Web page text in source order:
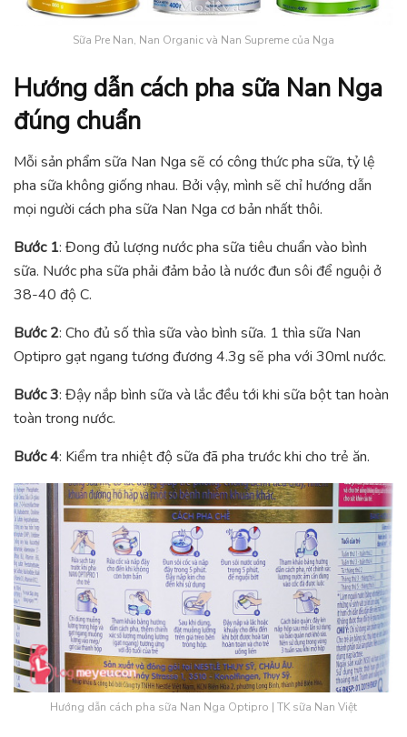
Sữa Pre Nan, Nan Organic và Nan Supreme của Nga
Hướng dẫn cách pha sữa Nan Nga
đúng chuẩn
Mỗi sản phẩm sữa Nan Nga sẽ có công thức pha sữa, tỷ lệ
pha sữa không giống nhau. Bởi vậy, mình sẽ chỉ hướng dẫn
mọi người cách pha sữa Nan Nga cơ bản nhất thôi.
Bước 1: Đong đủ lượng nước pha sữa tiêu chuẩn vào bình
sữa. Nước pha sữa phải đảm bảo là nước đun sôi để nguội ở
38-40 độ C.
Bước 2: Cho đủ số thìa sữa vào bình sữa. 1 thìa sữa Nan
Optipro gạt ngang tương đương 4.3g sẽ pha với 30ml nước.
Bước 3: Đậy nắp bình sữa và lắc đều tới khi sữa bột tan hoàn
toàn trong nước.
Bước 4: Kiểm tra nhiệt độ sữa đã pha trước khi cho trẻ ăn.
Hướng dẫn cách pha sữa Nan Nga Optipro | TK sữa Nan Việt